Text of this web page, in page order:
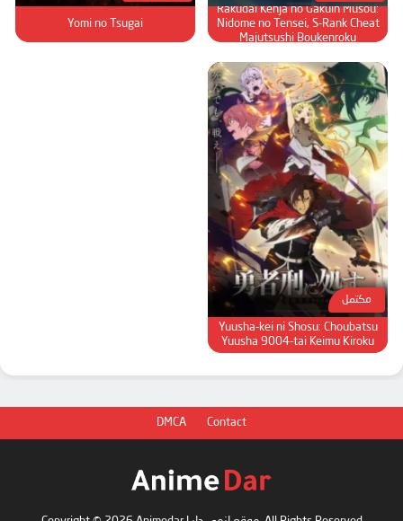
Rakudai Kenja no Gakuin Musou:
Nidome no Tensei, S-Rank Cheat
Majutsushi Boukenroku
Yomi no Tsugai
مكتمل
Yuusha-kei ni Shosu: Choubatsu
Yuusha 9004-tai Keimu Kiroku
DMCA Contact